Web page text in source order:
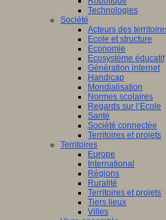
Technologies
Société
Acteurs des
Ecole et structure
Economie
Ecosystème éducatif
Génération internet
Handicap
Mondialisation
Normes scolaires
Regards sur l’Ecole
Santé
Société connectée
Territoires et projets
Territoires
Europe
International
Régions
Ruralité
Territoires et projets
Tiers lieux
Villes